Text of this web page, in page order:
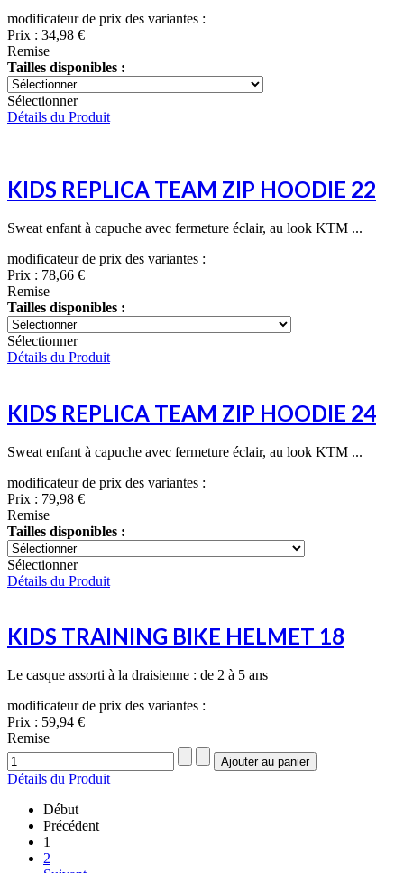
modificateur de prix des variantes :
Prix : 34,98 €
Remise
Tailles disponibles :
Sélectionner
Détails du Produit
KIDS REPLICA TEAM ZIP HOODIE 22
Sweat enfant à capuche avec fermeture éclair, au look KTM ...
modificateur de prix des variantes :
Prix : 78,66 €
Remise
Tailles disponibles :
Sélectionner
Détails du Produit
KIDS REPLICA TEAM ZIP HOODIE 24
Sweat enfant à capuche avec fermeture éclair, au look KTM ...
modificateur de prix des variantes :
Prix : 79,98 €
Remise
Tailles disponibles :
Sélectionner
Détails du Produit
KIDS TRAINING BIKE HELMET 18
Le casque assorti à la draisienne : de 2 à 5 ans
modificateur de prix des variantes :
Prix : 59,94 €
Remise
Détails du Produit
Début
Précédent
1
2